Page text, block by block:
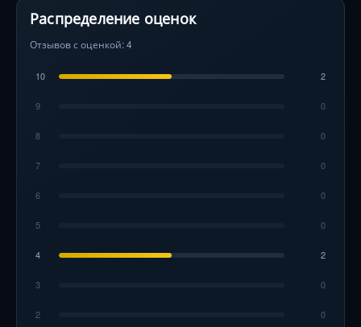
Распределение оценок
Отзывов с оценкой: 4
10 2
9 0
8 0
7 0
6 0
5 0
4 2
3 0
2 0